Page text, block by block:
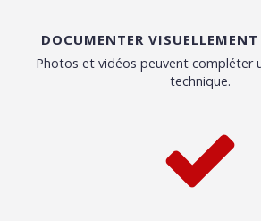
DOCUMENTER VISUELLEMENT
Photos et vidéos peuvent compléter
technique.